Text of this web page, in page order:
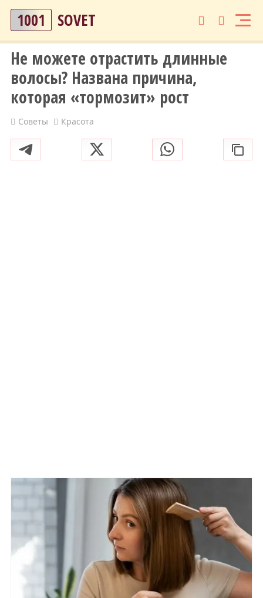
1001 SOVET
Не можете отрастить длинные
волосы? Названа причина,
которая «тормозит» рост
Советы Красота